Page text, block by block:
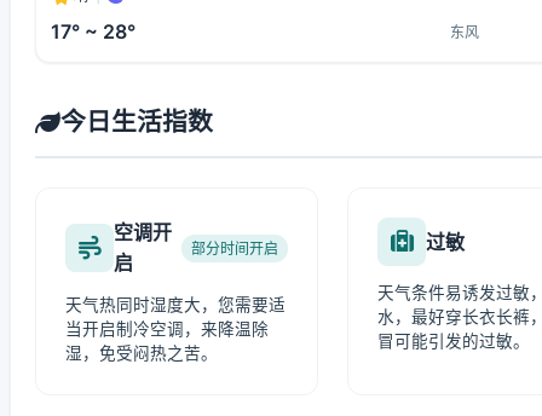
17° ~ 28° 东风
今日生活指数
空调开
启
部分时间开启
天气热同时湿度大，您需要适
当开启制冷空调，来降温除
湿，免受闷热之苦。
过敏
天气条件易诱发过敏
水，最好穿长衣长裤
冒可能引发的过敏。